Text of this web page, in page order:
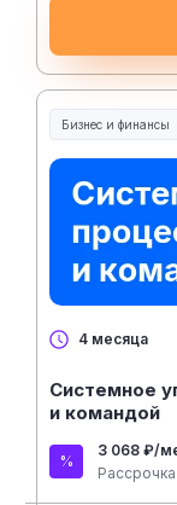
Бизнес и финансы
4 месяца
Системное
и командой
3 068 ₽/